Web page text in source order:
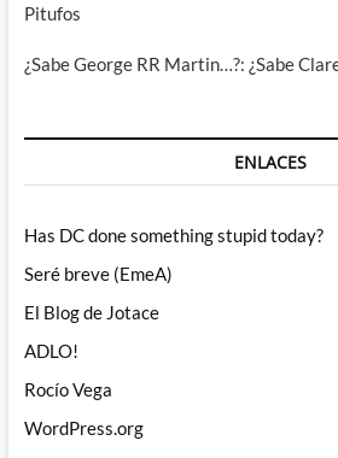
Pitufos
¿Sabe George RR Martin…?: ¿Sabe
ENLACES
Has DC done something stupid today?
Seré breve (EmeA)
El Blog de Jotace
ADLO!
Rocío Vega
WordPress.org